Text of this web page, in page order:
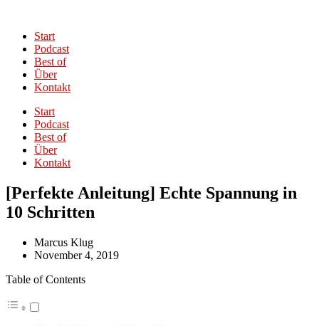
Start
Podcast
Best of
Über
Kontakt
Start
Podcast
Best of
Über
Kontakt
[Perfekte Anleitung] Echte Spannung in
10 Schritten
Marcus Klug
November 4, 2019
Table of Contents